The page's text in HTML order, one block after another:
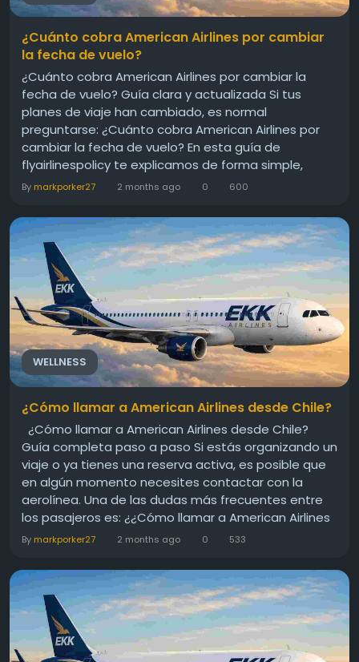
¿Cuánto cobra American Airlines por cambiar
la fecha de vuelo?
¿Cuánto cobra American Airlines por cambiar la
fecha de vuelo? Guía clara y actualizada Si tus
planes de viaje han cambiado, es normal
preguntarse: ¿Cuánto cobra American Airlines por
cambiar la fecha de vuelo? En esta guía de
flyairlinespolicy te explicamos de forma simple,
humana y actualizada cómo funcionan estos
para evitar pagar de más. Cambiar la...
By markporker27 2 months ago 0 600
WELLNESS
¿Cómo llamar a American Airlines desde Chile?
¿Cómo llamar a American Airlines desde Chile?
Guía completa paso a paso Si estás organizando un
viaje o ya tienes una reserva activa, es posible que
en algún momento necesites contactar con la
aerolínea. Una de las dudas más frecuentes entre
los pasajeros es: ¿¿Cómo llamar a American Airlines
desde Chile?. En esta guía te explicamos de forma
By markporker27 2 months ago 0 533